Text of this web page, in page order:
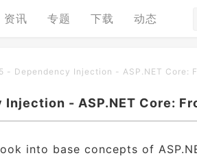
资讯 专题 下载 动态
- Dependency Injection - ASP.NET Core:
- ASP.NET Core:
into base concepts of